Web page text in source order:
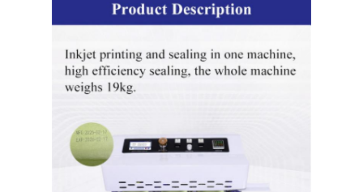
چاپگر جوهری
کارتریج های جوهر صنعتی